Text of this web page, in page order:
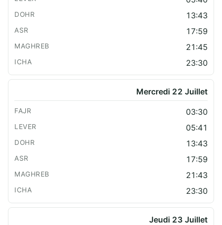
13:43
17:59
21:45
23:30
Mercredi 22 Juillet
03:30
05:41
13:43
17:59
21:43
23:30
Jeudi 23 Juillet